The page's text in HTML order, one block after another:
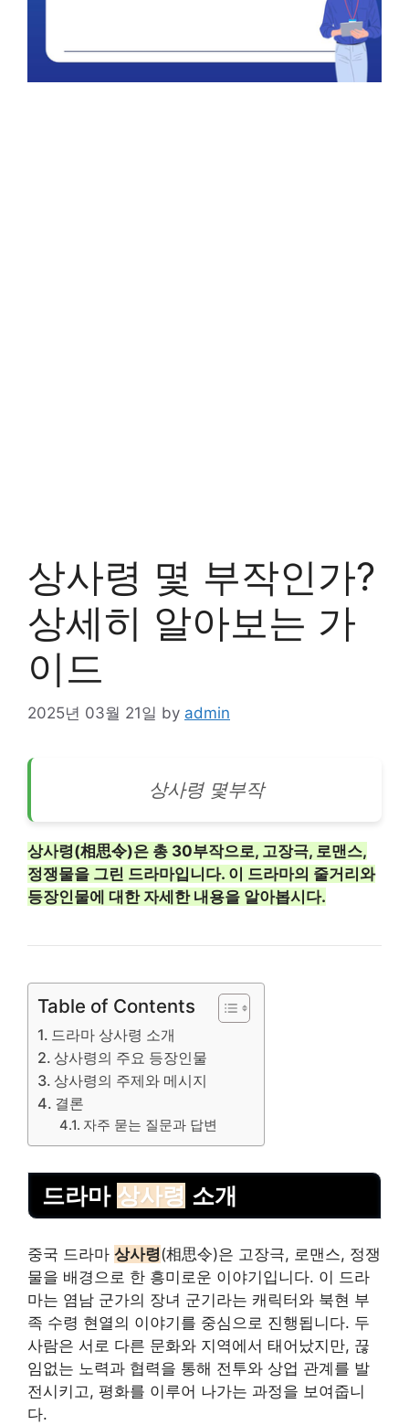
상사령 몇 부작인가?
상세히 알아보는 가
이드
2025년 03월 21일 by admin
상사령 몇부작
상사령(相思令)은 총 30부작으로, 고장극, 로맨스,
정쟁물을 그린 드라마입니다. 이 드라마의 줄거리와
등장인물에 대한 자세한 내용을 알아봅시다.
Table of Contents
드라마 상사령 소개
상사령의 주요 등장인물
상사령의 주제와 메시지
결론
자주 묻는 질문과 답변
드라마 상사령 소개
중국 드라마 상사령(相思令)은 고장극, 로맨스, 정쟁
물을 배경으로 한 흥미로운 이야기입니다. 이 드라
마는 염남 군가의 장녀 군기라는 캐릭터와 북현 부
족 수령 현열의 이야기를 중심으로 진행됩니다. 두
사람은 서로 다른 문화와 지역에서 태어났지만, 끊
임없는 노력과 협력을 통해 전투와 상업 관계를 발
전시키고, 평화를 이루어 나가는 과정을 보여줍니
다.